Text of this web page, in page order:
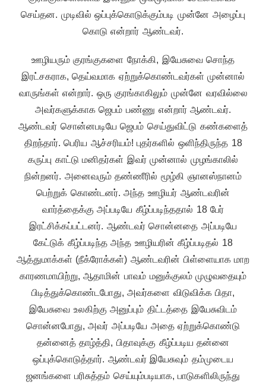
செய்தன. முடிவில் ஒப்புக்கொடுக்கும்படி முன்னே அழைப்பு
கொடு என்றார் ஆண்டவர்.
ஊழியரும் குரங்குகளை நோக்கி, இயேசுவை சொந்த
இரட்சகராக, தெய்வமாக ஏற்றுக்கொண்டவர்கள் முன்னால்
வாருங்கள் என்றார். ஒரு குரங்காகிலும் முன்னே வரவில்லை
அவர்களுக்காக ஜெபம் பண்ணு என்றார் ஆண்டவர்.
ஆண்டவர் சொன்னபடியே ஜெபம் செய்துவிட்டு கண்களைத்
திறந்தார். பெரிய ஆச்சரியம்! புதர்களில் ஒளிந்திருந்த 18
கருப்பு காட்டு மனிதர்கள் இவர் முன்னால் முழங்காலில்
நின்றனர். அனைவரும் தண்ணீரில் மூழ்கி ஞானஸ்நானம்
பெற்றுக் கொண்டனர். அந்த ஊழியர் ஆண்டவரின்
வார்த்தைக்கு அப்படியே கீழ்ப்படிந்ததால் 18 பேர்
இரட்சிக்கப்பட்டனர். ஆண்டவர் சொன்னதை அப்படியே
கேட்டுக் கீழ்ப்படிந்த அந்த ஊழியரின் கீழ்ப்படிதல் 18
ஆத்துமாக்கள் (நீக்ரோக்கள்) ஆண்டவரின் பிள்ளையாக மாற
காரணமாயிற்று, ஆதாமின் பாவம் மனுக்குலம் முழுவதையும்
பிடித்துக்கொண்டபோது, அவர்களை விடுவிக்க பிதா,
இயேசுவை உலகிற்கு அனுப்பும் திட்டத்தை இயேசுவிடம்
சொன்னபோது, அவர் அப்படியே அதை ஏற்றுக்கொண்டு
தன்னைத் தாழ்த்தி, பிதாவுக்கு கீழ்ப்படிய தன்னை
ஒப்புக்கொடுத்தார். ஆண்டவர் இயேசுவும் தம்முடைய
ஜனங்களை பரிசுத்தம் செய்யும்படியாக, பாடுகளிலிருந்து